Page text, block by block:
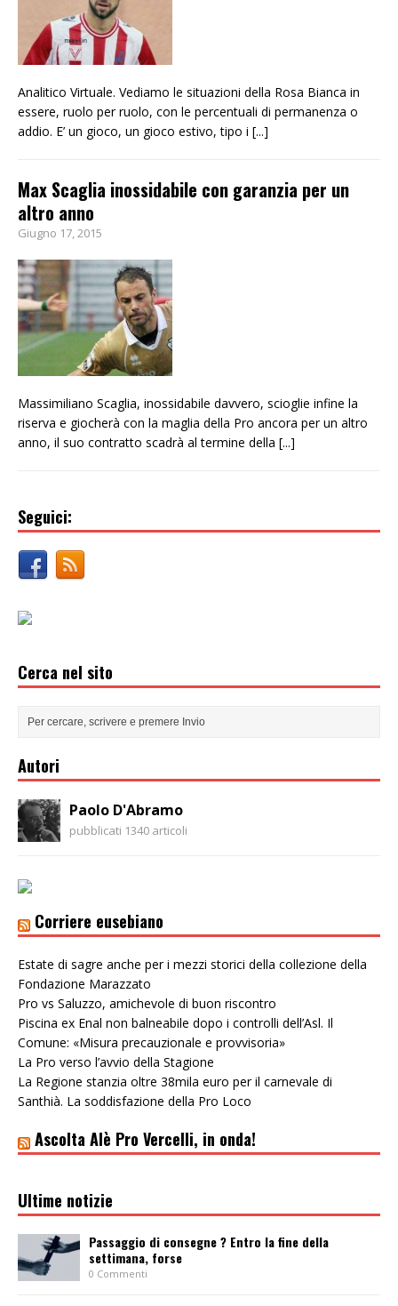
Analitico Virtuale. Vediamo le situazioni della Rosa Bianca in
essere, ruolo per ruolo, con le percentuali di permanenza o
addio. E’ un gioco, un gioco estivo, tipo i [...]
Max Scaglia inossidabile con garanzia per un
altro anno
Giugno 17, 2015
Massimiliano Scaglia, inossidabile davvero, scioglie infine la
riserva e giocherà con la maglia della Pro ancora per un altro
anno, il suo contratto scadrà al termine della [...]
Seguici:
Cerca nel sito
Autori
Paolo D'Abramo
pubblicati 1340 articoli
Corriere eusebiano
Estate di sagre anche per i mezzi storici della collezione della
Fondazione Marazzato
Pro vs Saluzzo, amichevole di buon riscontro
Piscina ex Enal non balneabile dopo i controlli dell’Asl. Il
Comune: «Misura precauzionale e provvisoria»
La Pro verso l’avvio della Stagione
La Regione stanzia oltre 38mila euro per il carnevale di
Santhià. La soddisfazione della Pro Loco
Ascolta Alè Pro Vercelli, in onda!
Ultime notizie
Passaggio di consegne ? Entro la fine della
settimana, forse
0 Commenti